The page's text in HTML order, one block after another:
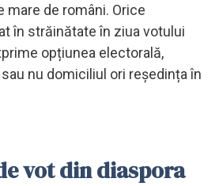
mare de români. Orice
în străinătate în ziua votului
opțiunea electorală,
nu domiciliul ori reședința în
vot din diaspora